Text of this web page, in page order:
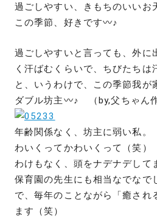
過ごしやすい、きもちのいいお
この季節、好きです〰♪
過ごしやすいと言っても、外に
く汗ばむくらいで、ちびたちは
と、いうわけで、この季節我が
ダブル坊主〰♪ （by,父ちゃん作
年齢関係なく、坊主に弱い私
わいくってかわいくって（笑）
わけもなく、頭をナデナデして
保育園の先生にも相当なでなで
で、毎年のことながら「癒され
ます（笑）